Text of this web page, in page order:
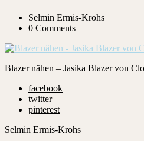
Selmin Ermis-Krohs
0 Comments
Blazer nähen – Jasika Blazer von
facebook
twitter
pinterest
Selmin Ermis-Krohs